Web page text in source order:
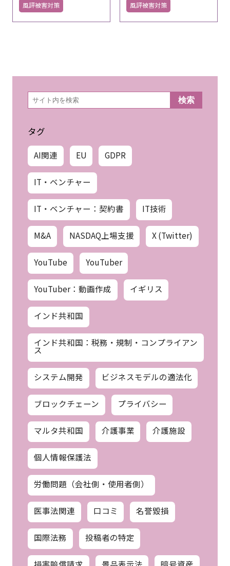
風評被害対策 風評被害対策
検
索 検索
タグ
AI関連 EU GDPR
IT・ベンチャー
IT・ベンチャー：契約書 IT技術
M&A NASDAQ上場支援 X (Twitter)
YouTube YouTuber
YouTuber：動画作成 イギリス
インド共和国
インド共和国：税務・規制・コンプライアン
ス
システム開発 ビジネスモデルの適法化
ブロックチェーン プライバシー
マルタ共和国 介護事業 介護施設
個人情報保護法
労働問題（会社側・使用者側）
医事法関連 口コミ 名誉毀損
国際法務 投稿者の特定